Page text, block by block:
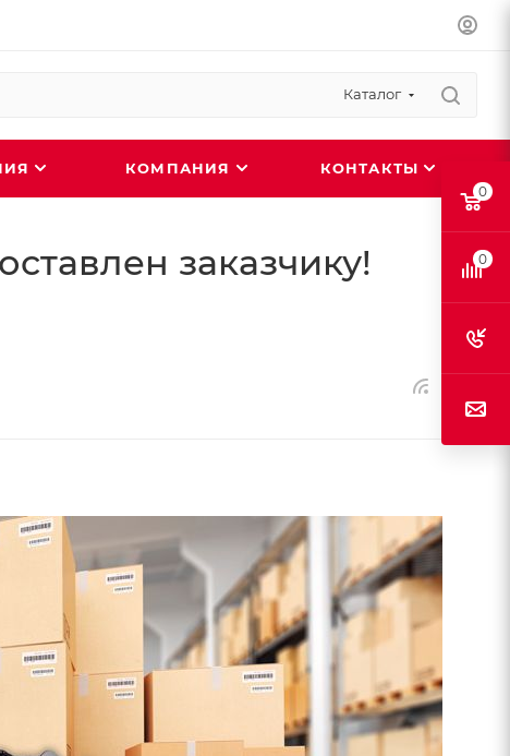
Каталог
КОМПАНИЯ КОНТАКТЫ
заказчику!
0
0